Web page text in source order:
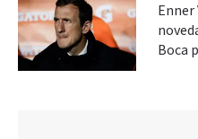
Enner
Boca